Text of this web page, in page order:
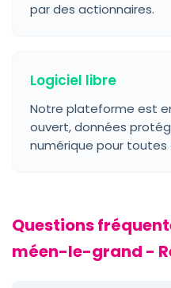
par des actionnaires.
Logiciel libre
Notre plateforme est
ouvert, données
numérique pour toutes
Questions
méen-le-grand -